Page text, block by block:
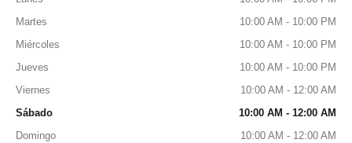
Martes
10:00 AM - 10:00 PM
Miércoles
10:00 AM - 10:00 PM
Jueves
10:00 AM - 10:00 PM
Viernes
10:00 AM - 12:00 AM
Sábado
10:00 AM - 12:00 AM
Domingo
10:00 AM - 12:00 AM